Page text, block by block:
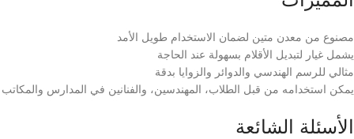
مصنوع من معدن متين لضمان الاستخدام طويل الأمد
يشمل غيار لتبديل الأقلام بسهولة عند الحاجة
مثالي للرسم الهندسي والدوائر والزوايا بدقة
يمكن استخدامه من قبل الطلاب، المهندسين، والفنانين في المدارس والمكاتب
الأسئلة الشائعة